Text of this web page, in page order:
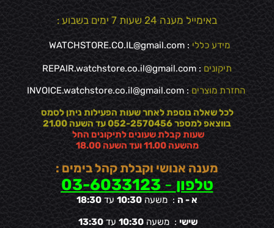
באימייל מענה 24 שעות 7 ימים בשבוע :
מידע כללי :
WATCHSTORE.CO.IL@gmail.com
תיקונים : REPAIR.watchstore.co.il@gmail.com
החזרת מוצרים:
INVOICE.watchstore.co.il@gmail.com
לכל שאלה נוספת לאחר שעות הפעילות ניתן לסמס
בווצאפ למספר 052-2570456 עד השעה 21.00
שעות קבלת שעונים לתיקונים החל
מהשעה 11.00 ועד השעה 18.00
מענה אנושי וקבלת קהל בימים :
טלפון -
03-6033123
א - ה : משעה10:30 עד18:30
שישי : משעה10:30עד13:30